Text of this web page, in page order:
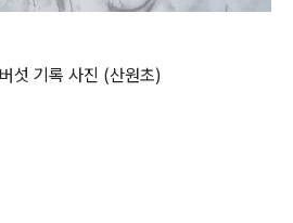
섯 기록 사진 (산원초)